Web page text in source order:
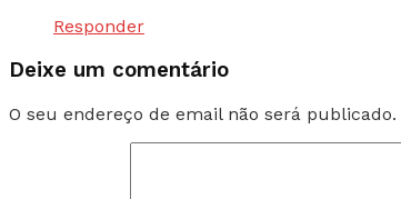
Responder
Deixe um comentário
O seu endereço de email não será publicado.